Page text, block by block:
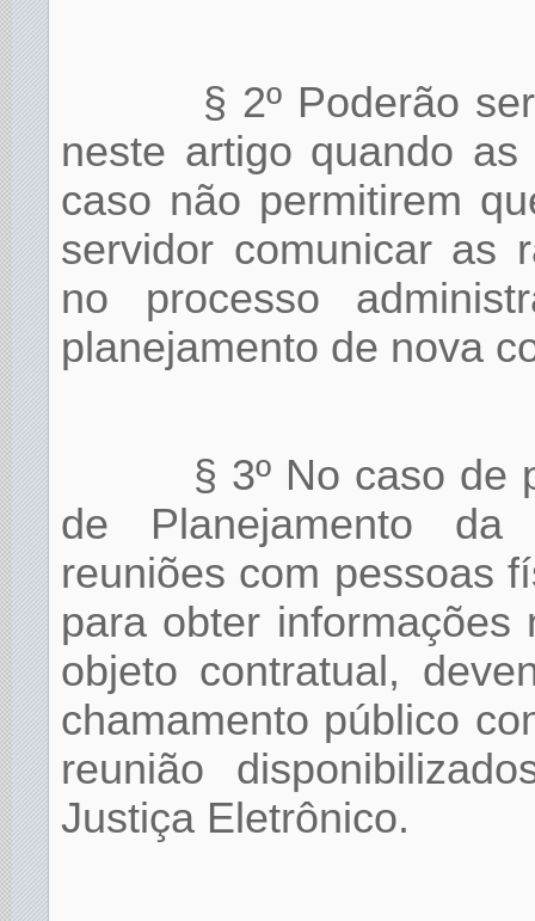
§ 2º Poderão
neste artigo quando
caso não permitirem
servidor comunicar as
no processo
planejamento de nova
§ 3º No caso de
de Planejamento da
reuniões com pessoas
para obter informações
objeto contratual,
chamamento público
reunião
Justiça Eletrônico.